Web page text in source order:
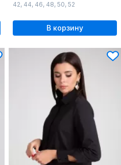
42, 44, 46, 48, 50, 52
В корзину